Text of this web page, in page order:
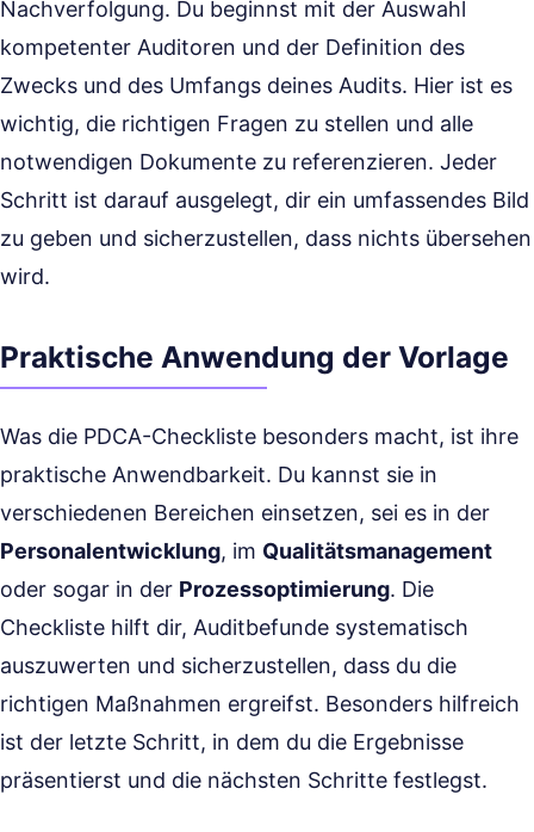
Nachverfolgung. Du beginnst mit der Auswahl
kompetenter Auditoren und der Definition des
Zwecks und des Umfangs deines Audits. Hier ist es
wichtig, die richtigen Fragen zu stellen und alle
notwendigen Dokumente zu referenzieren. Jeder
Schritt ist darauf ausgelegt, dir ein umfassendes Bild
zu geben und sicherzustellen, dass nichts übersehen
wird.
Praktische Anwendung der Vorlage
Was die PDCA-Checkliste besonders macht, ist ihre
praktische Anwendbarkeit. Du kannst sie in
verschiedenen Bereichen einsetzen, sei es in der
Personalentwicklung, im Qualitätsmanagement
oder sogar in der Prozessoptimierung. Die
Checkliste hilft dir, Auditbefunde systematisch
auszuwerten und sicherzustellen, dass du die
richtigen Maßnahmen ergreifst. Besonders hilfreich
ist der letzte Schritt, in dem du die Ergebnisse
präsentierst und die nächsten Schritte festlegst.